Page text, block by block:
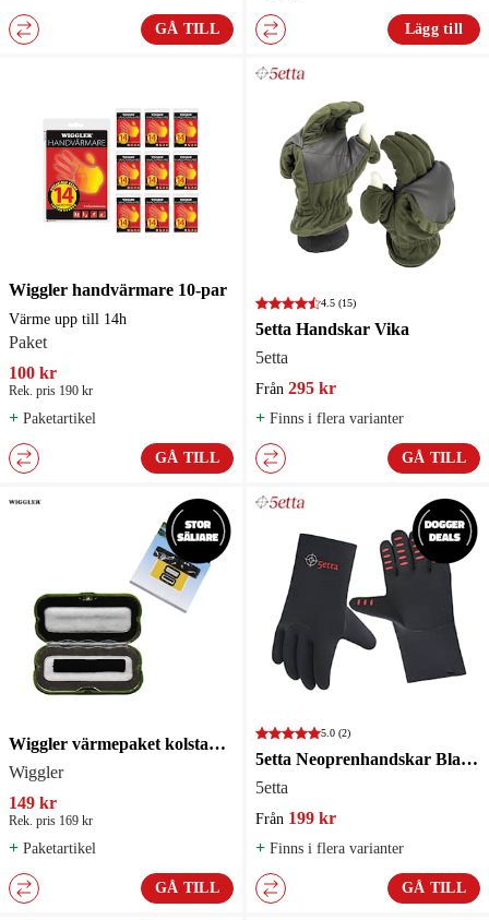
GÅ TILL Lägg till
Wiggler handvärmare 10-par
Värme upp till 14h
Paket
100 kr
Rek. pris 190 kr
+ Paketartikel
GÅ TILL
4.5 (15)
5etta Handskar Vika
5etta
Från 295 kr
+ Finns i flera varianter
GÅ TILL
Wiggler värmepaket kolstav 24-pack
Wiggler
149 kr
Rek. pris 169 kr
+ Paketartikel
GÅ TILL
5.0 (2)
5etta Neoprenhandskar Black Glued
5etta
Från 199 kr
+ Finns i flera varianter
GÅ TILL